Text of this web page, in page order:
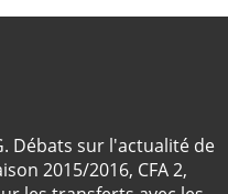
Débats sur l'actualité de
2015/2016, CFA 2,